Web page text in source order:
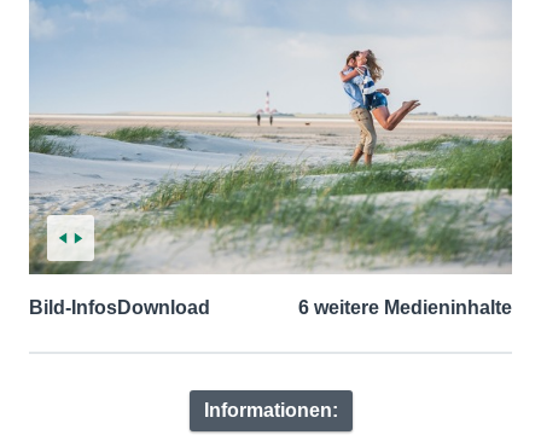
Bild-InfosDownload 6 weitere Medieninhalte
Informationen: